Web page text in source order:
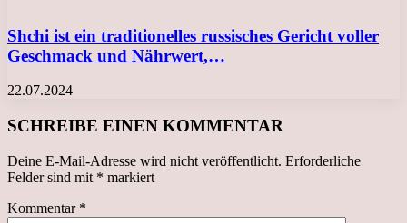
Shchi ist ein traditionelles russisches Gericht voller
Geschmack und Nährwert,…
22.07.2024
SCHREIBE EINEN KOMMENTAR
Deine E-Mail-Adresse wird nicht veröffentlicht. Erforderliche
Felder sind mit * markiert
Kommentar *